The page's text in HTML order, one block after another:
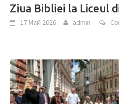
Ziua Bibliei la Liceul
17 Май 2026 admin